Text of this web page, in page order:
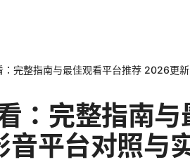
：完整指南与最佳观看平台推荐 2026更
：完整指南
平台对照与